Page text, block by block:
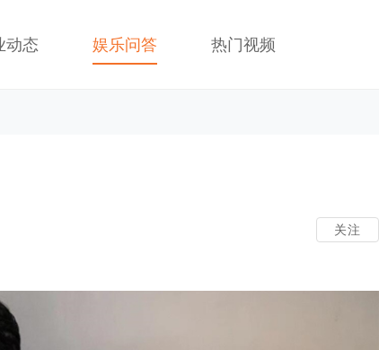
动态 娱乐问答 热门视频
关注